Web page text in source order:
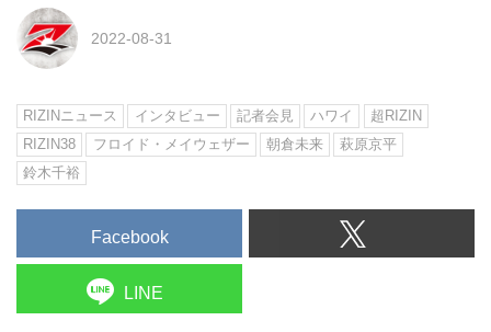
2022-08-31
RIZINニュース インタビュー 記者会見 ハワイ
超RIZIN
RIZIN38
フロイド・メイウェザー 朝倉未来
萩原京平
鈴木千裕
Facebook
LINE